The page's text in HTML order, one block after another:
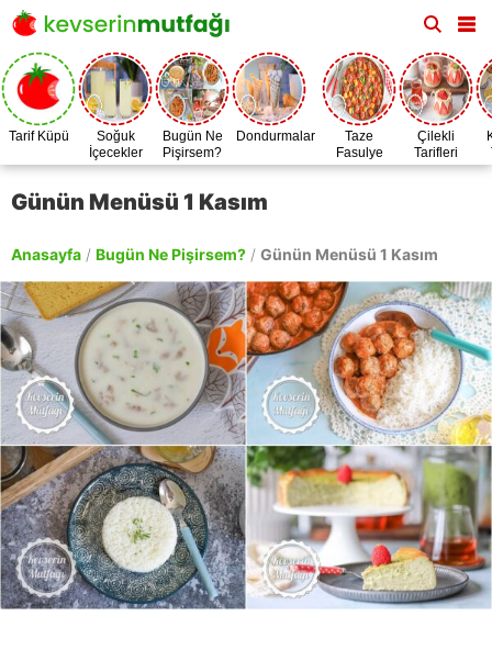
Tarif Küpü
Soğuk
İçecekler
Bugün Ne
Pişirsem?
Dondurmalar
Taze
Fasulye
Zamanı
Çilekli
Tarifleri
Günün Menüsü 1 Kasım
Anasayfa / Bugün Ne Pişirsem? / Günün Menüsü 1 Kasım